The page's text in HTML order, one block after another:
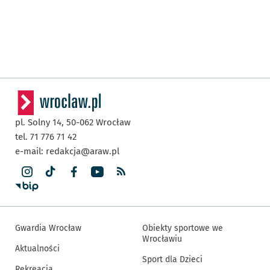
pl. Solny 14, 50-062 Wrocław
tel. 71 776 71 42
e-mail: redakcja@araw.pl
Gwardia Wrocław
Aktualności
Obiekty sportowe we
Wrocławiu
Sport dla Dzieci